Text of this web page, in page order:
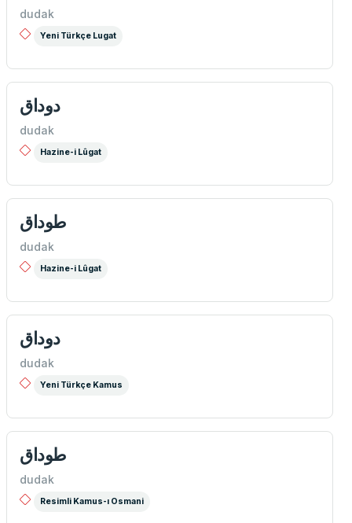
dudak
Yeni Türkçe Lugat
دوداق
dudak
Hazine-i Lûgat
طوداق
dudak
Hazine-i Lûgat
دوداق
dudak
Yeni Türkçe Kamus
طوداق
dudak
Resimli Kamus-ı Osmani